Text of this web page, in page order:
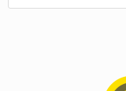
Kipplaufgewehre